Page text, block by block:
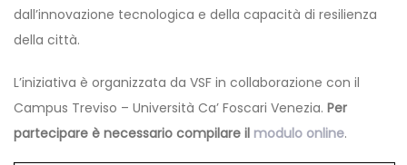
dall’innovazione tecnologica e della capacità di resilienza
della città.
L’iniziativa è organizzata da VSF in collaborazione con il
Campus Treviso – Università Ca’ Foscari Venezia. Per
partecipare è necessario compilare il modulo online.